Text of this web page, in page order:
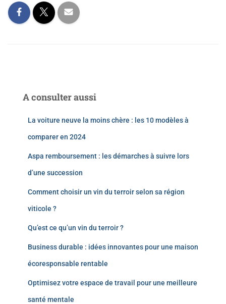
A consulter aussi
La voiture neuve la moins chère : les 10 modèles à
comparer en 2024
Aspa remboursement : les démarches à suivre lors
d’une succession
Comment choisir un vin du terroir selon sa région
viticole ?
Qu’est ce qu’un vin du terroir ?
Business durable : idées innovantes pour une maison
écoresponsable rentable
Optimisez votre espace de travail pour une meilleure
santé mentale